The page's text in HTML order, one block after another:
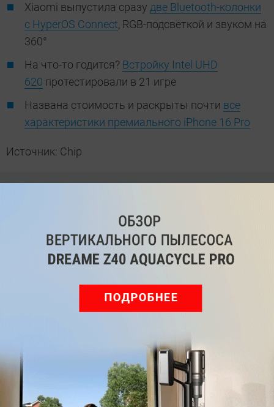
Xiaomi выпустила сразу две Bluetooth-колонки
с HyperOS Connect, RGB-подсветкой и звуком на
360°
На что-то годится? Встройку Intel UHD
620 протестировали в 21 игре
Названа стоимость и раскрыты почти все
характеристики премиального iPhone 16 Pro
Источник: Chip
Азиза Довлатова
Редактор раздела новостей
Подпишитесь на рассылку
с самыми популярными статьями